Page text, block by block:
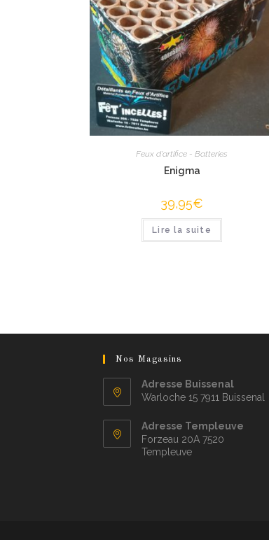
Feux d'artifice - Batteries
Enigma
39,95€
Lire la suite
Nos Magasins
Adresse Buissenal
Warloche 15 7911 Buissenal
Adresse Templeuve
Forzeau 20A 7520
Templeuve